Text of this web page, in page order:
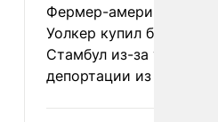
Фермер-американец
Уолкер купил билет в
Стамбул из-за угрозы
депортации из России